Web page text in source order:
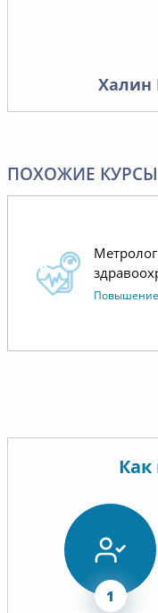
Халин
ПОХОЖИЕ КУРСЫ